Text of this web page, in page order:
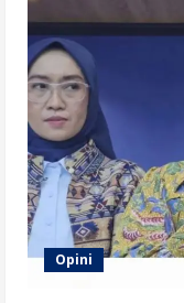
Opini